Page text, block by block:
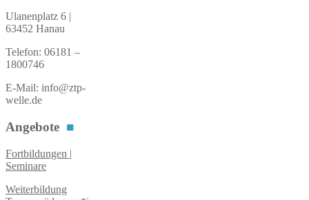
Ulanenplatz 6 |
63452 Hanau
Telefon: 06181 –
1800746
E-Mail: info@ztp-
welle.de
Angebote ■
Fortbildungen |
Seminare
Weiterbildung